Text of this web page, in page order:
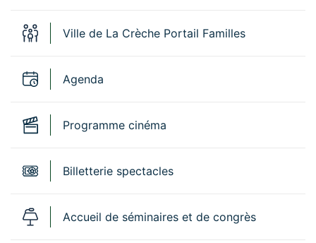
Ville de La Crèche Portail Familles
Agenda
Programme cinéma
Billetterie spectacles
Accueil de séminaires et de congrès